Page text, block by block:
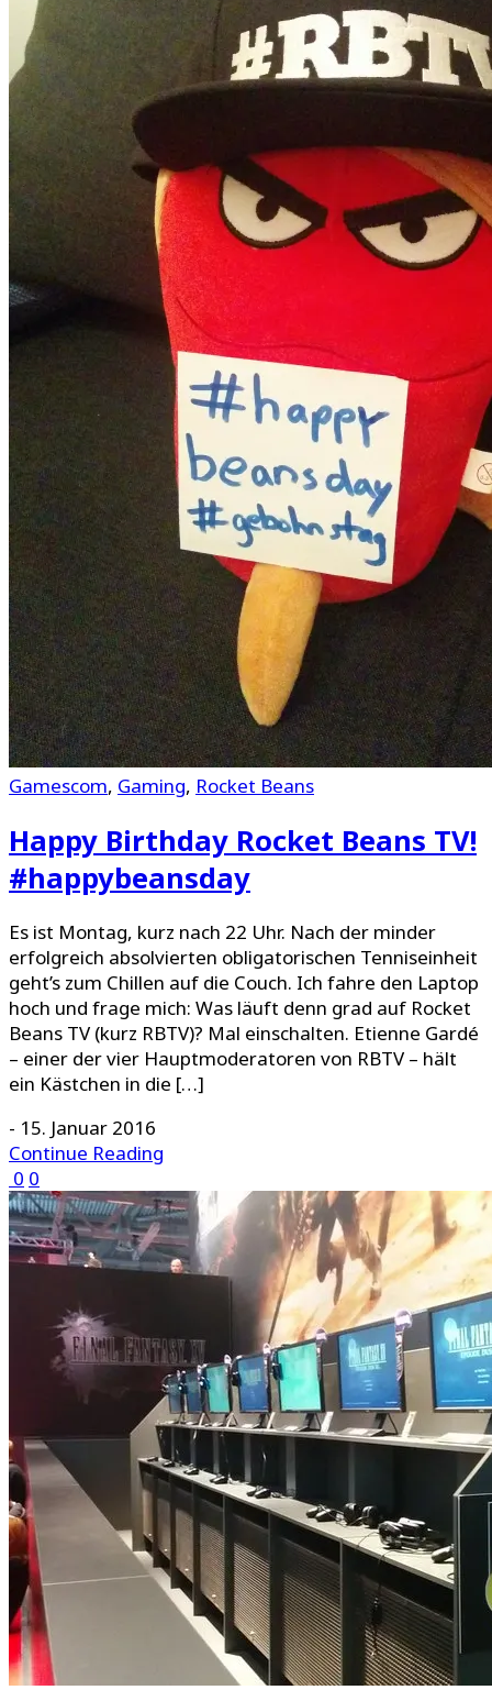
Gamescom, Gaming, Rocket Beans
Happy Birthday Rocket Beans TV!
#happybeansday
Es ist Montag, kurz nach 22 Uhr. Nach der minder
erfolgreich absolvierten obligatorischen Tenniseinheit
geht’s zum Chillen auf die Couch. Ich fahre den Laptop
hoch und frage mich: Was läuft denn grad auf Rocket
Beans TV (kurz RBTV)? Mal einschalten. Etienne Gardé
– einer der vier Hauptmoderatoren von RBTV – hält
ein Kästchen in die […]
- 15. Januar 2016
Continue Reading
0 0